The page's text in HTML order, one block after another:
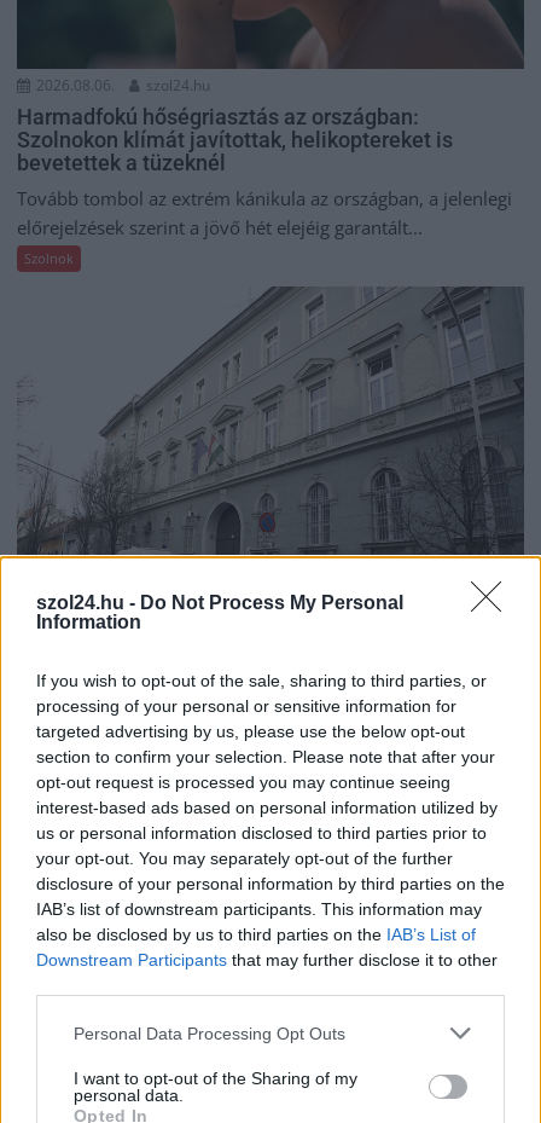
szol24.hu - Do Not Process My Personal
Information
If you wish to opt-out of the sale, sharing to third parties, or
processing of your personal or sensitive information for
targeted advertising by us, please use the below opt-out
section to confirm your selection. Please note that after your
opt-out request is processed you may continue seeing
interest-based ads based on personal information utilized by
us or personal information disclosed to third parties prior to
your opt-out. You may separately opt-out of the further
disclosure of your personal information by third parties on the
IAB’s list of downstream participants. This information may
also be disclosed by us to third parties on the IAB’s List of
Downstream Participants that may further disclose it to other
Please note that this website/app uses one or more Google
not limited to your visit or usage behaviour. You may click to
grant or deny consent to Google and its third-party tags to
Personal Data Processing Opt Outs
I want to opt-out of the Sharing of my
personal data.
Opted In
2026.08.06. szol24.hu
Harmadfokú hőségriasztás az országban:
Szolnokon klímát javítottak, helikoptereket is
bevetettek a tüzeknél
Tovább tombol az extrém kánikula az országban, a jelenlegi
előrejelzések szerint a jövő hét elejéig garantált...
Szolnok
A zárkában rosszul lett, elájult – ilyen
körülményekről számoltak be a szolnoki börtönből
Az ország több büntetés-végrehajtási intézetéből is hasonló
panaszok érkeztek a napokban, miután energiatakarékossági
intézkedéseket vezettek be...
Szolnok